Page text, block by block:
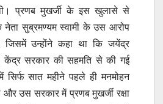
प्रणब मुखर्जी के इस खुलासे से
नेता सुब्रमण्यम स्वामी के उस आरोप
जिसमें उन्होंने कहा था कि जयेंद्र
केंद्र सरकार की सहमति से की गई
सात महीने पहले ही मनमोहन
उस सरकार में प्रणब मुखर्जी रक्षा